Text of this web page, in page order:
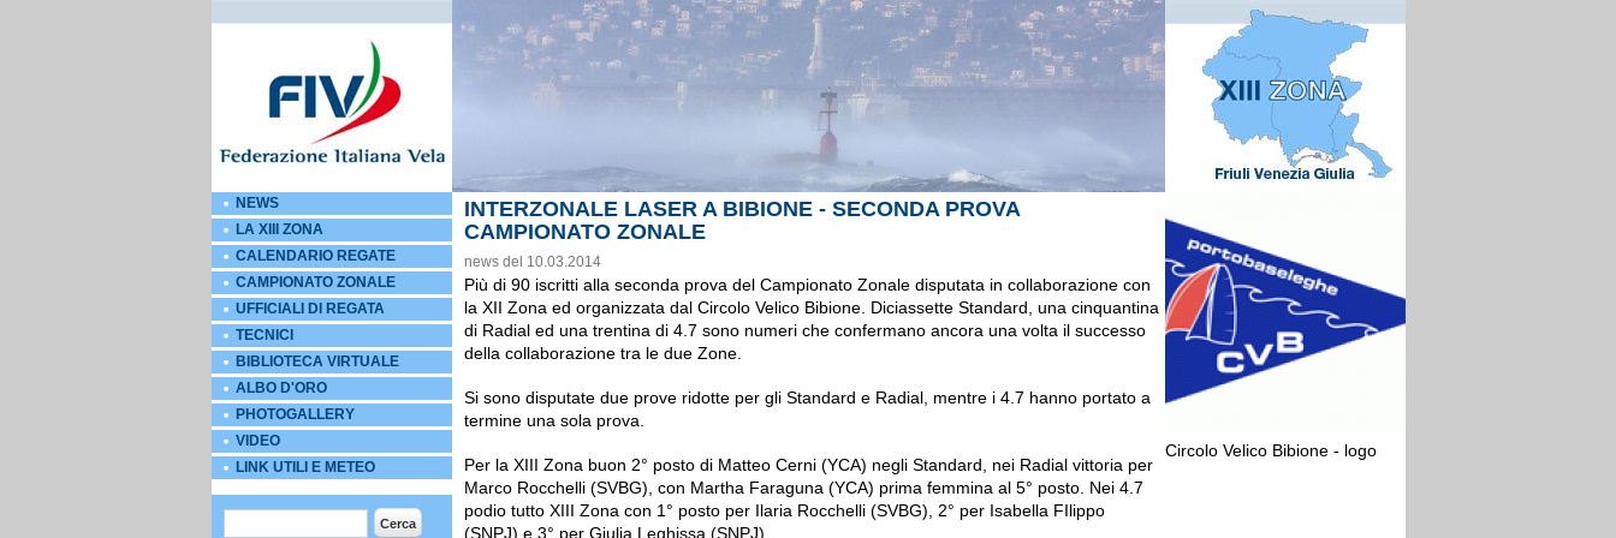
INTERZONALE LASER A BIBIONE - SECONDA PROVA
CAMPIONATO ZONALE
news del 10.03.2014
Più di 90 iscritti alla seconda prova del Campionato Zonale disputata in collaborazione con
la XII Zona ed organizzata dal Circolo Velico Bibione. Diciassette Standard, una cinquantina
di Radial ed una trentina di 4.7 sono numeri che confermano ancora una volta il successo
della collaborazione tra le due Zone.
Si sono disputate due prove ridotte per gli Standard e Radial, mentre i 4.7 hanno portato a
termine una sola prova.
Per la XIII Zona buon 2° posto di Matteo Cerni (YCA) negli Standard, nei Radial vittoria per
Marco Rocchelli (SVBG), con Martha Faraguna (YCA) prima femmina al 5° posto. Nei 4.7
podio tutto XIII Zona con 1° posto per Ilaria Rocchelli (SVBG), 2° per Isabella FIlippo
(SNPJ) e 3° per Giulia Leghissa (SNPJ).
Circolo Velico Bibione - logo
NEWS
LA XIII ZONA
CALENDARIO REGATE
CAMPIONATO ZONALE
UFFICIALI DI REGATA
TECNICI
BIBLIOTECA VIRTUALE
ALBO D'ORO
PHOTOGALLERY
VIDEO
LINK UTILI E METEO
Form di ricerca Cerca